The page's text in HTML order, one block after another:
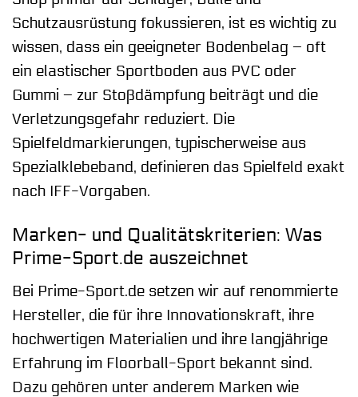
Schutzausrüstung fokussieren, ist es wichtig zu
wissen, dass ein geeigneter Bodenbelag – oft
ein elastischer Sportboden aus PVC oder
Gummi – zur Stoßdämpfung beiträgt und die
Verletzungsgefahr reduziert. Die
Spielfeldmarkierungen, typischerweise aus
Spezialklebeband, definieren das Spielfeld exakt
nach IFF-Vorgaben.
Marken- und Qualitätskriterien: Was
Prime-Sport.de auszeichnet
Bei Prime-Sport.de setzen wir auf renommierte
Hersteller, die für ihre Innovationskraft, ihre
hochwertigen Materialien und ihre langjährige
Erfahrung im Floorball-Sport bekannt sind.
Dazu gehören unter anderem Marken wie